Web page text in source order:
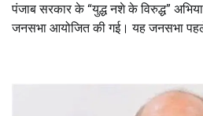
पंजाब सरकार के “युद्ध नशे के विरुद्ध”
जनसभा आयोजित की गई। यह जनसभा